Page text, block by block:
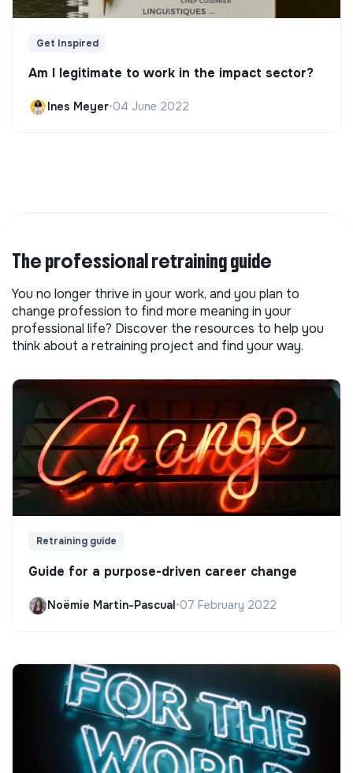
Get Inspired
Am I legitimate to work in the impact sector?
Ines Meyer•04 June 2022
The professional retraining guide
You no longer thrive in your work, and you plan to
change profession to find more meaning in your
professional life? Discover the resources to help you
think about a retraining project and find your way.
Retraining guide
Guide for a purpose-driven career change
Noëmie Martin-Pascual•07 February 2022